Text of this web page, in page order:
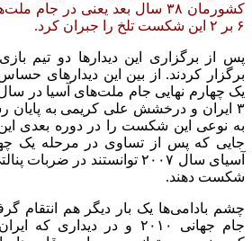
۶ بر ۲ این شکست تلخ را جبران کرد.
پس از برگزاری این دیدارها دو تیم
برگزار کردند. از بین این دیدارهای
۳ ایران و درخشش علی کریمی به پایان
به نوعی این شکست را در دوره بعدی
جایی که پس از تساوی در مرحله یک
شکست دهند.
چشم بادامی‌ها یک بار دیگر هم انتقام
جام جهانی ۲۰۱۰ و در